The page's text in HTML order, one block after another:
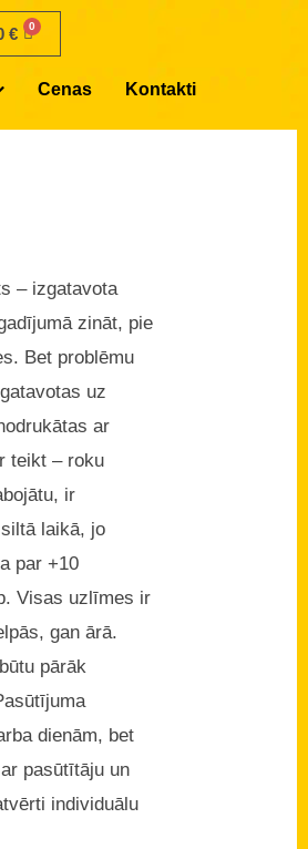
€
Cenas Kontakti
– izgatavota
zināt, pie
Bet problēmu
uz
ar
teikt – roku
ir
laikā, jo
par +10
Visas uzlīmes ir
gan ārā.
pārāk
dienām, bet
pasūtītāju un
individuālu